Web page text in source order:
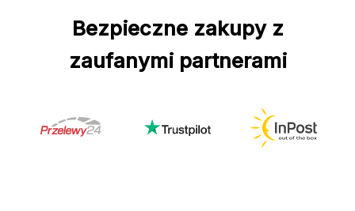
Bezpieczne zakupy z
zaufanymi partnerami